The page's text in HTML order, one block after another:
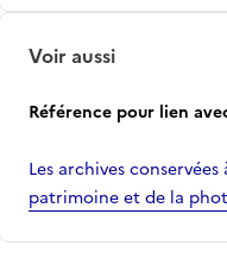
Voir aussi
Référence pour lien
Les archives
patrimoine et de la